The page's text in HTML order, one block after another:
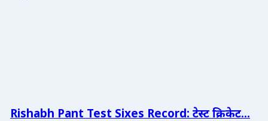
Rishabh Pant Test Sixes Record: टेस्ट क्रिकेट...